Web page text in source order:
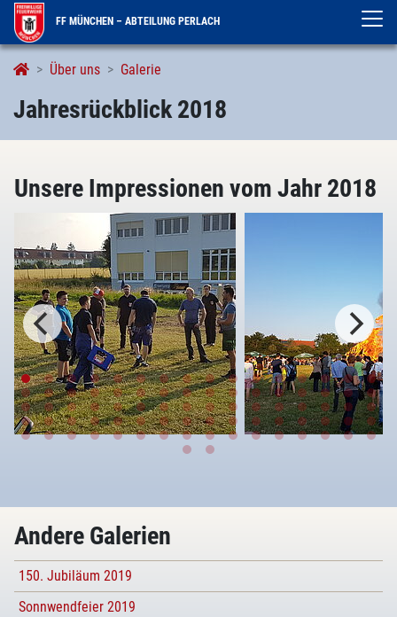
FF MÜNCHEN – ABTEILUNG PERLACH
Über uns Galerie
Jahresrückblick 2018
Jahresrückblick 2018
Unsere Impressionen vom Jahr 2018
Andere Galerien
150. Jubiläum 2019
Sonnwendfeier 2019